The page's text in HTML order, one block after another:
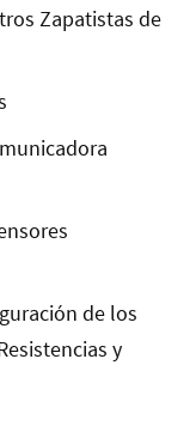
Zapatistas de
de los
y